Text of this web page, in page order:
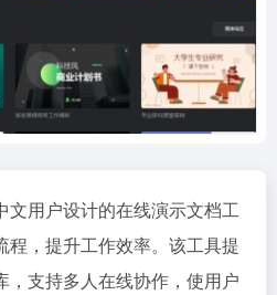
文用户设计的在线演示文档工
程，提升工作效率。该工具提
，支持多人在线协作，使用户